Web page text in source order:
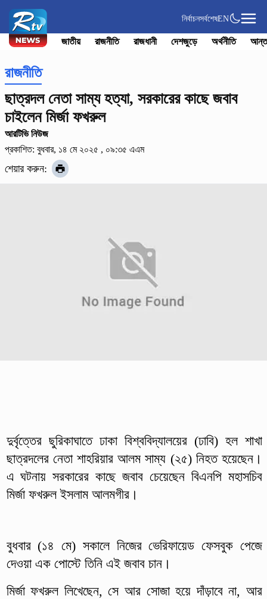
নির্বাচনসর্বশেষEN
জাতীয় রাজনীতি রাজধানী দেশজুড়ে অর্থনীতি
রাজনীতি
ছাত্রদল নেতা সাম্য হত্যা, সরকারের কাছে জবাব
চাইলেন মির্জা ফখরুল
আরটিভি নিউজ
প্রকাশিত: বুধবার, ১৪ মে ২০২৫ , ০৯:৩৫ এএম
শেয়ার করুন:
দুর্বৃত্তের ছুরিকাঘাতে ঢাকা বিশ্ববিদ্যালয়ের (ঢাবি) হল শাখা
ছাত্রদলের নেতা শাহরিয়ার আলম সাম্য (২৫) নিহত হয়েছেন।
এ ঘটনায় সরকারের কাছে জবাব চেয়েছেন বিএনপি মহাসচিব
মির্জা ফখরুল ইসলাম আলমগীর।
বুধবার (১৪ মে) সকালে নিজের ভেরিফায়েড ফেসবুক পেজে
দেওয়া এক পোস্টে তিনি এই জবাব চান।
মির্জা ফখরুল লিখেছেন, সে আর সোজা হয়ে দাঁড়াবে না, আর